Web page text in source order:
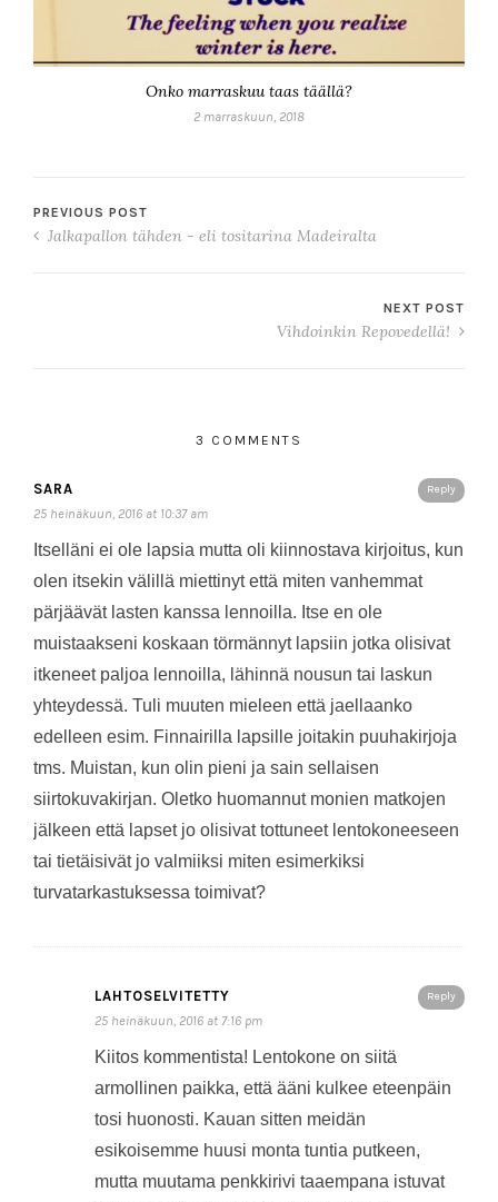
Onko marraskuu taas täällä?
2 marraskuun, 2018
PREVIOUS POST
Jalkapallon tähden - eli tositarina Madeiralta
NEXT POST
Vihdoinkin Repovedellä!
3 COMMENTS
Reply
SARA
25 heinäkuun, 2016 at 10:37 am
Itselläni ei ole lapsia mutta oli kiinnostava kirjoitus, kun
olen itsekin välillä miettinyt että miten vanhemmat
pärjäävät lasten kanssa lennoilla. Itse en ole
muistaakseni koskaan törmännyt lapsiin jotka olisivat
itkeneet paljoa lennoilla, lähinnä nousun tai laskun
yhteydessä. Tuli muuten mieleen että jaellaanko
edelleen esim. Finnairilla lapsille joitakin puuhakirjoja
tms. Muistan, kun olin pieni ja sain sellaisen
siirtokuvakirjan. Oletko huomannut monien matkojen
jälkeen että lapset jo olisivat tottuneet lentokoneeseen
tai tietäisivät jo valmiiksi miten esimerkiksi
turvatarkastuksessa toimivat?
Reply
LAHTOSELVITETTY
25 heinäkuun, 2016 at 7:16 pm
Kiitos kommentista! Lentokone on siitä
armollinen paikka, että ääni kulkee eteenpäin
tosi huonosti. Kauan sitten meidän
esikoisemme huusi monta tuntia putkeen,
mutta muutama penkkirivi taaempana istuvat